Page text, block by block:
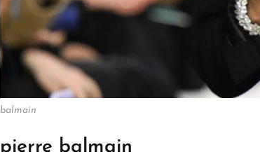
balmain
pierre balmain